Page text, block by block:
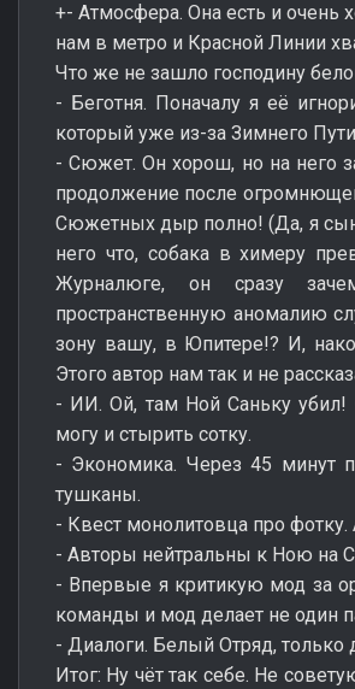
+- Атмосфера. Она есть и очень
нам в метро и Красной Линии
Что же не зашло господину
- Беготня. Поначалу я её
который уже из-за Зимнего
- Сюжет. Он хорош, но на него
продолжение после
Сюжетных дыр полно! (Да, я
него что, собака в химеру
Журналюге, он сразу
пространственную аномалию
зону вашу, в Юпитере!? И,
Этого автор нам так и не
- ИИ. Ой, там Ной Саньку
могу и стырить сотку.
- Экономика. Через 45 минут
тушканы.
- Квест монолитовца про фотку.
- Авторы нейтральны к Ною на
- Впервые я критикую мод за
команды и мод делает не один
- Диалоги. Белый Отряд, только
Итог: Ну чёт так себе. Не